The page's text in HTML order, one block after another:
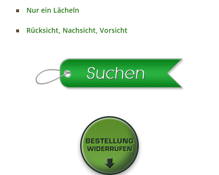
Nur ein Lächeln
Rücksicht, Nachsicht, Vorsicht